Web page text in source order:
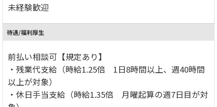
未経験歓迎
待遇/福利厚生
前払い相談可【規定あり】
・残業代支給（時給1.25倍 1日8時間以上、週40時間
以上が対象）
・休日手当支給（時給1.35倍 月曜起算の週7日目が対